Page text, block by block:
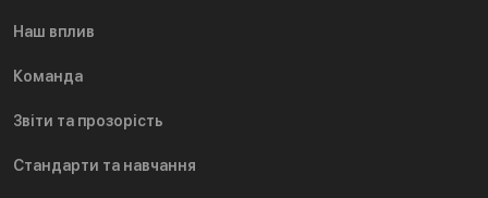
Наш вплив
Команда
Звіти та прозорість
Стандарти та навчання